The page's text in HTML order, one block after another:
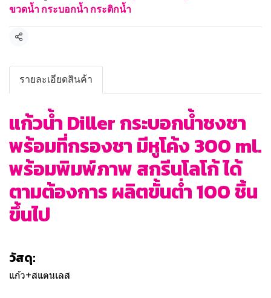
ขวดน้ำ กระบอกน้ำ กระติกน้ำ
แชร์
รายละเอียดสินค้า
แก้วน้ำ Diller กระบอกน้ำชงชา
พร้อมที่กรองชา มีหูโค้ง 300 ml.
พร้อมพิมพ์ภาพ สกรีนโลโก้ ได้
ตามต้องการ ผลิตขั้นต่ำ 100 ชิ้น
ขึ้นไป
วัสดุ:
แก้ว+สแตนเลส